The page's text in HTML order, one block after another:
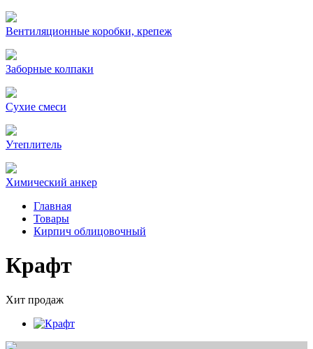
Вентиляционные коробки, крепеж
Заборные колпаки
Сухие смеси
Утеплитель
Химический анкер
Главная
Товары
Кирпич облицовочный
Крафт
Хит продаж